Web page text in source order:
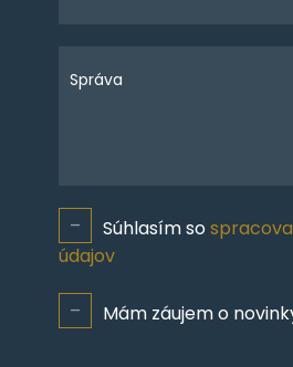
Správa
Súhlasím so
údajov
Mám záujem o